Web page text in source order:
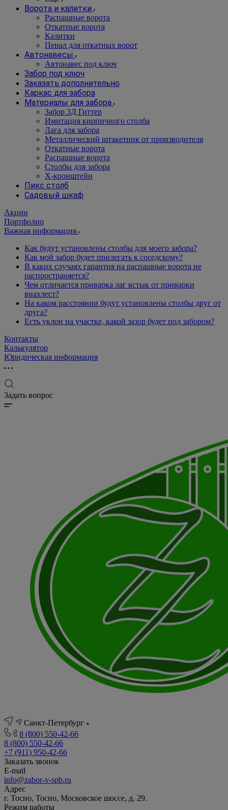
Ворота и калитки
Распашные ворота
Откатные ворота
Калитки
Пенал для откатных ворот
Автонавесы
Автонавес под ключ
Забор под ключ
Заказать дополнительно
Каркас для забора
Материалы для забора
Забор 3Д Гиттер
Имитация кирпичного столба
Лага для забора
Металлический штакетник от производителя
Откатные ворота
Распашные ворота
Столбы для забора
Х-кронштейн
Пикс столб
Садовый шкаф
Акции
Портфолио
Важная информация
Как будут установлены столбы для моего забора?
Как мой забор будет прилегать к соседскому?
В каких случаях гарантия на распашные ворота не
распространяется?
Чем отличается приварка лаг встык от приварки
внахлест?
На каком расстоянии будут установлены столбы друг от
друга?
Есть уклон на участке, какой зазор будет под забором?
Контакты
Калькулятор
Юридическая информация
Задать вопрос
Санкт-Петербург
8 (800) 550-42-66
8 (800) 550-42-66
+7 (911) 950-42-66
Заказать звонок
E-mail
info@zabor-v-spb.ru
Адрес
г. Тосно, Тосно, Московское шоссе, д. 29.
Режим работы